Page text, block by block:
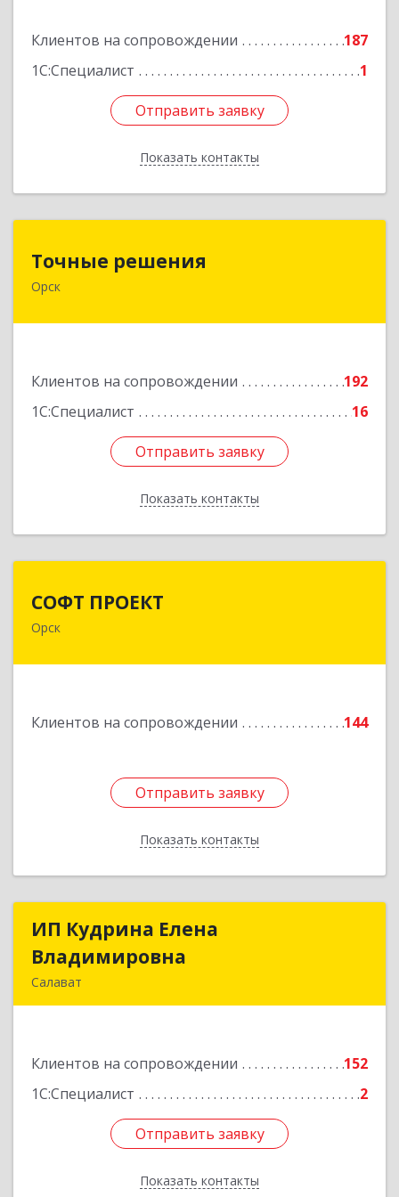
Клиентов на сопровождении
187
1С:Специалист
1
Отправить заявку
Показать контакты
Отправить заявку
Назад
Точные решения
Орск
Клиентов на сопровождении
192
1С:Специалист
16
Отправить заявку
Показать контакты
Подробнее
Отправить заявку
Назад
СОФТ ПРОЕКТ
Орск
Клиентов на сопровождении 144
Отправить заявку
Показать контакты
Отправить заявку
Назад
ИП Кудрина Елена
Владимировна
Салават
Клиентов на сопровождении
152
1С:Специалист
2
Отправить заявку
Показать контакты
ИП Кудрина Елена
Подробнее
Отправить заявку
Назад